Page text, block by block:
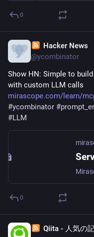
0
Hacker News
@ycombinator
Show HN: Simple to
with custom LLM calls
mirascope.com/learn/
#ycombinator #
#LLM
0
Qiita - 人気の